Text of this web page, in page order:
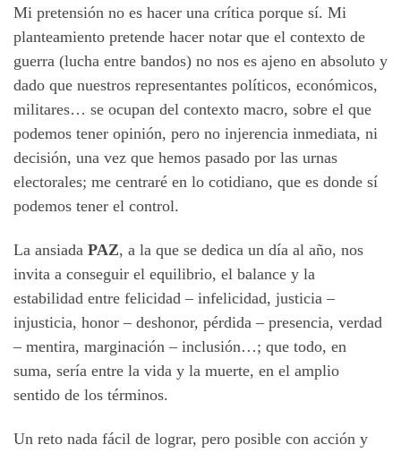
Mi pretensión no es hacer una crítica porque sí. Mi
planteamiento pretende hacer notar que el contexto de
guerra (lucha entre bandos) no nos es ajeno en absoluto y
dado que nuestros representantes políticos, económicos,
militares… se ocupan del contexto macro, sobre el que
podemos tener opinión, pero no injerencia inmediata, ni
decisión, una vez que hemos pasado por las urnas
electorales; me centraré en lo cotidiano, que es donde sí
podemos tener el control.
La ansiada PAZ, a la que se dedica un día al año, nos
invita a conseguir el equilibrio, el balance y la
estabilidad entre felicidad – infelicidad, justicia –
injusticia, honor – deshonor, pérdida – presencia, verdad
– mentira, marginación – inclusión…; que todo, en
suma, sería entre la vida y la muerte, en el amplio
sentido de los términos.
Un reto nada fácil de lograr, pero posible con acción y